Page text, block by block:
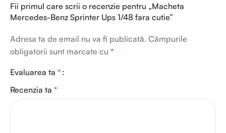
Fii primul care scrii o recenzie pentru „Macheta
Mercedes-Benz Sprinter Ups 1/48 fara cutie”
Adresa ta de email nu va fi publicată. Câmpurile
obligatorii sunt marcate cu *
Evaluarea ta *
Recenzia ta *